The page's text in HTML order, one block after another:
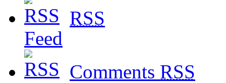
RSS
Comments RSS